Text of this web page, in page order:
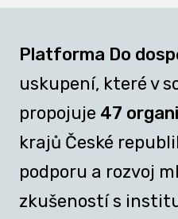
Platforma Do
uskupení, které v
propojuje 47
krajů České
podporu a rozvoj
zkušeností s